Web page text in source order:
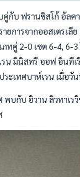
กับ ฟรานซิสโก้ อัลค
การจากออสเตรเลี
ทคู่ 2-0 เซต 6-4, 6-
น มินิสทรี ออฟ อินทีเ
ระเทศบาห์เรน เมื่อวั
บกับ อิวาน ลิวทาเร